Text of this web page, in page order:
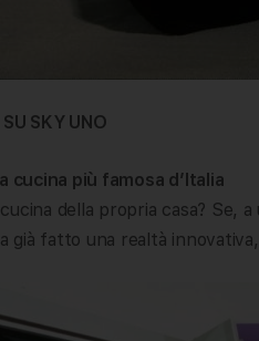
SKY UNO
cucina più famosa d’Italia
della propria casa? Se,
già fatto una realtà